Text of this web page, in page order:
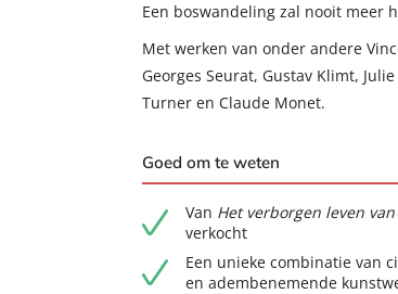
Een boswandeling zal nooit meer
Met werken van onder andere
Georges Seurat, Gustav Klimt,
Turner en Claude Monet.
Goed om te weten
Van Het verborgen leven
verkocht
Een unieke combinatie van
en adembenemende